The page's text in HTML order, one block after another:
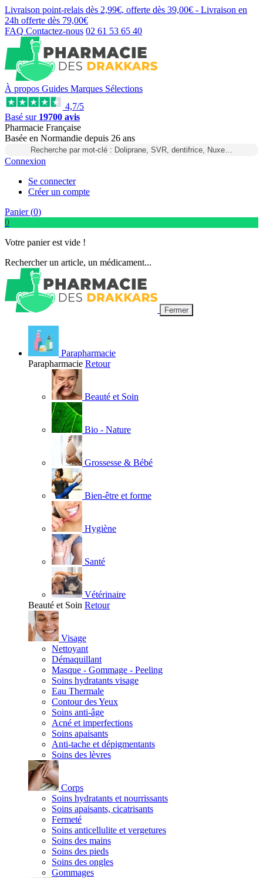
Livraison point-relais dès 2,99€, offerte dès 39,00€ - Livraison en
24h offerte dès 79,00€
FAQ Contactez-nous 02 61 53 65 40
À propos Guides Marques Sélections
4,7/5
Basé sur 19700 avis
Pharmacie Française
Basée en Normandie depuis 26 ans
Recherche par mot-clé : Doliprane, SVR, dentifrice, Nuxe…
Connexion
Se connecter
Créer un compte
Panier (0)
0
Votre panier est vide !
Rechercher un article, un médicament...
Fermer
Parapharmacie
Parapharmacie Retour
Beauté et Soin
Bio - Nature
Grossesse & Bébé
Bien-être et forme
Hygiène
Santé
Vétérinaire
Beauté et Soin Retour
Visage
Nettoyant
Démaquillant
Masque - Gommage - Peeling
Soins hydratants visage
Eau Thermale
Contour des Yeux
Soins anti-âge
Acné et imperfections
Soins apaisants
Anti-tache et dépigmentants
Soins des lèvres
Corps
Soins hydratants et nourrissants
Soins apaisants, cicatrisants
Fermeté
Soins anticellulite et vergetures
Soins des mains
Soins des pieds
Soins des ongles
Gommages